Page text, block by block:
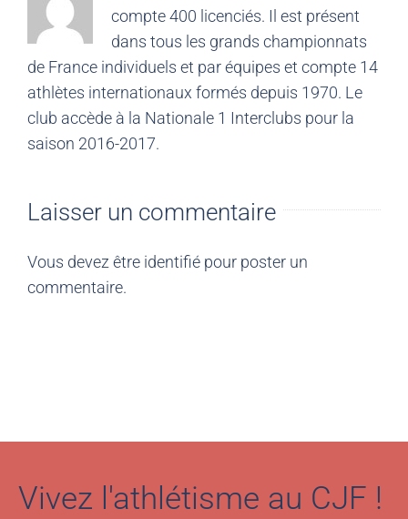
compte 400 licenciés. Il est présent
dans tous les grands championnats
de France individuels et par équipes et compte 14
athlètes internationaux formés depuis 1970. Le
club accède à la Nationale 1 Interclubs pour la
saison 2016-2017.
Laisser un commentaire
Vous devez être identifié pour poster un
commentaire.
Vivez l'athlétisme au CJF !